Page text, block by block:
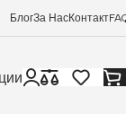
БлогЗа НасКонтакт